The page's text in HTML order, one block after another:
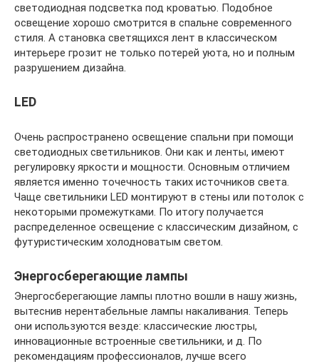
светодиодная подсветка под кроватью. Подобное
освещение хорошо смотрится в спальне современного
стиля. А становка светящихся лент в классическом
интерьере грозит не только потерей уюта, но и полным
разрушением дизайна.
LED
Очень распространено освещение спальни при помощи
светодиодных светильников. Они как и ленты, имеют
регулировку яркости и мощности. Основным отличием
является именно точечность таких источников света.
Чаще светильники LED монтируют в стены или потолок с
некоторыми промежутками. По итогу получается
распределенное освещение с классическим дизайном, с
футуристическим холодноватым светом.
Энергосберегающие лампы
Энергосберегающие лампы плотно вошли в нашу жизнь,
вытеснив нерентабельные лампы накаливания. Теперь
они используются везде: классические люстры,
инновационные встроенные светильники, и д. По
рекомендациям профессионалов, лучше всего